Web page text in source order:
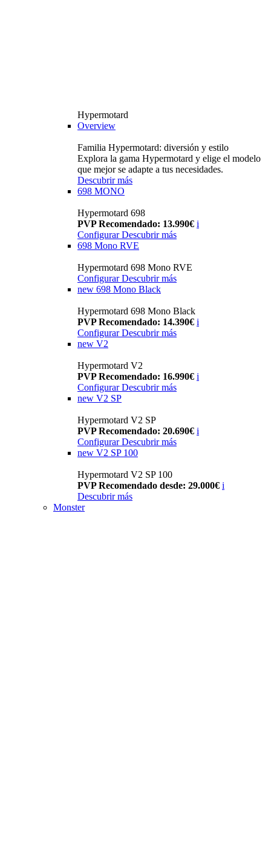
Hypermotard
Overview
Familia Hypermotard: diversión y estilo
Explora la gama Hypermotard y elige el modelo
que mejor se adapte a tus necesidades.
Descubrir más
698 MONO
Hypermotard 698
PVP Recomendado: 13.990€ i
ConfigurarDescubrir más
698 Mono RVE
Hypermotard 698 Mono RVE
Configurar Descubrir más
new 698 Mono Black
Hypermotard 698 Mono Black
PVP Recomendado: 14.390€ i
Configurar Descubrir más
new V2
Hypermotard V2
PVP Recomendado: 16.990€ i
Configurar Descubrir más
new V2 SP
Hypermotard V2 SP
PVP Recomendado: 20.690€ i
Configurar Descubrir más
new V2 SP 100
Hypermotard V2 SP 100
PVP Recomendado desde: 29.000€ i
Descubrir más
Monster